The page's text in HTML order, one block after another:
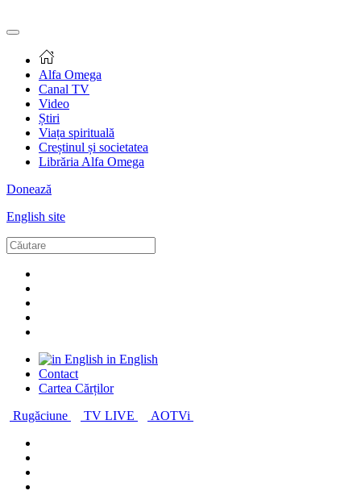
Alfa Omega
Canal TV
Video
Știri
Viața spirituală
Creștinul și societatea
Librăria Alfa Omega
Donează
English site
in English
Contact
Cartea Cărților
Rugăciune
TV LIVE AOTVi